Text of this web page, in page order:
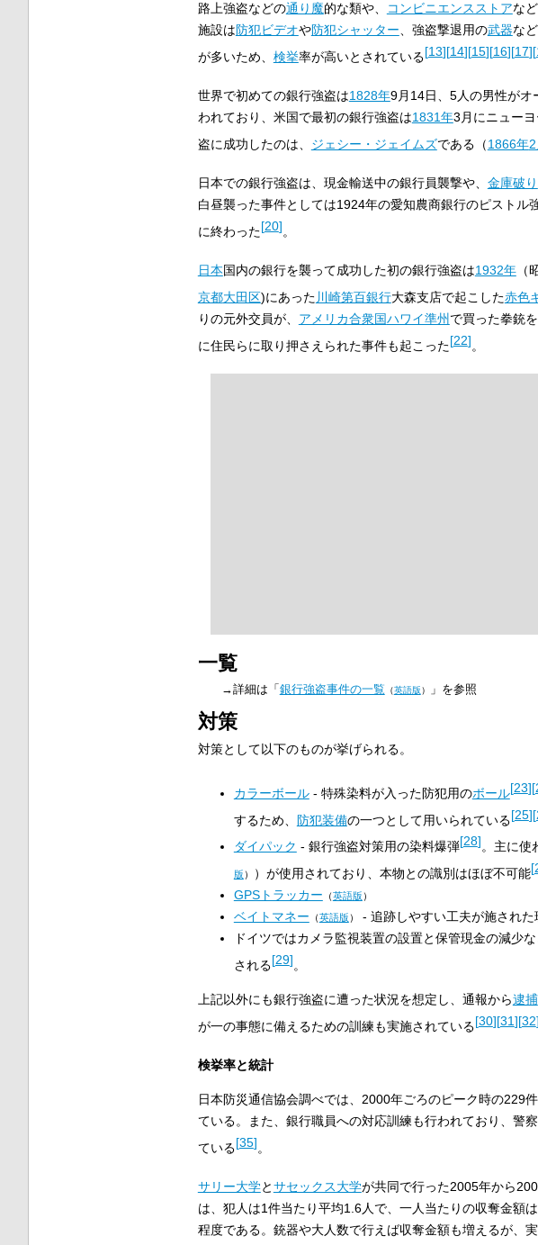
路上強盗などの通り魔的な類や、 コンビニエンスストアな
施設は防犯ビデオや防犯シャッター 、強盗撃退用の武器な
が多いため、 検挙率が高いとされている[13][14][15][16][17][
世界で初めての銀行強盗は1828年9月14日、5人の男性がオ
われており、米国で最初の銀行強盗は1831年3月にニュー
盗に成功したのは、 ジェシー・ジェイムズである（1866年2
日本での銀行強盗は、現金輸送中の銀行員襲撃や、 金庫破り
白昼襲った事件としては1924年の愛知農商銀行のピスト
に終わった[20]。
日本国内の銀行を襲って成功した初の銀行強盗は1932年（
京都大田区)にあった 川崎第百銀行大森支店で起こした赤色
りの元外交員が、 アメリカ合衆国ハワイ準州 で買った拳銃を
に住民らに取り押さえられた事件も起こった[22]。
一覧
→詳細は「 銀行強盗事件の一覧 （英語版） 」を参照
対策
対策として以下のものが挙げられる。
カラーボール- 特殊染料が入った防犯用のボール[23][
するため、 防犯装備の一つとして用いられている[25][
ダイパック - 銀行強盗対策用の染料爆弾[28]。主に使
版） ）が使用されており、本物との識別はほぼ不可能[
GPSトラッカー （英語版）
ベイトマネー （英語版）
- 追跡しやすい工夫が施された
ドイツではカメラ監視装置の設置と保管現金の減少
される[29]。
上記以外にも銀行強盗に遭った状況を想定し、通報から逮捕
が一の事態に備えるための訓練も実施されている[30][31][32]
検挙率と統計
日本防災通信協会調べでは、2000年ごろのピーク時の229
ている。また、銀行職員への対応訓練も行われており、警
ている[35]。
サリー大学とサセックス大学が共同で行った2005年から
は、犯人は1件当たり平均1.6人で、一人当たりの収奪金額
程度である。銃器や大人数で行えば収奪金額も増えるが、